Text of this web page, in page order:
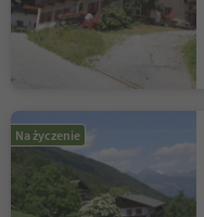
Na życzenie